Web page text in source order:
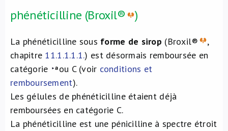
phénéticilline (Broxil® )
La phénéticilline sous forme de sirop (Broxil®
,
chapitre 11.1.1.1.1.) est désormais remboursée en
catégorie
ou C (voir conditions et
remboursement).
Les gélules de phénéticilline étaient déjà
remboursées en catégorie C.
La phénéticilline est une pénicilline à spectre étroit